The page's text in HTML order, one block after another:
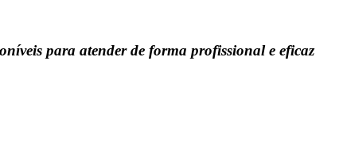
para atender de forma profissional e eficaz